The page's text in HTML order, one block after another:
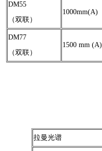
DM55
（双联）
1000mm(A)
DM77
（双联）
1500 mm (A)
拉曼光谱